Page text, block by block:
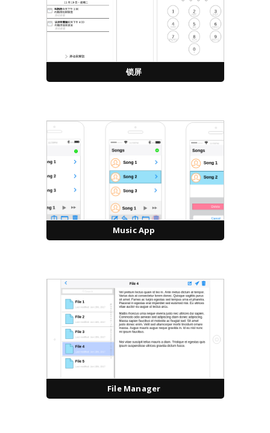
锁屏
Music App
File Manager